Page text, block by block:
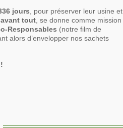
jours , pour préserver leur usine et
tout , se donne comme mission
Responsables (notre film de
alors d’envelopper nos sachets